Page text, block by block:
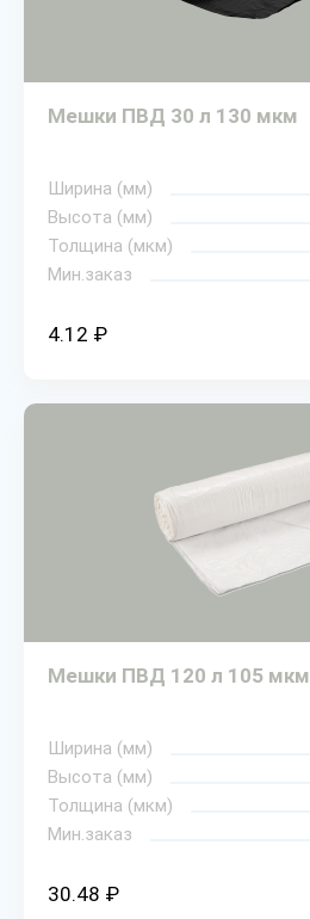
Мешки ПВД 30 л 130 мкм
Ширина (мм)
Высота (мм)
Толщина (мкм)
Мин.заказ
4.12 ₽
Мешки ПВД 120 л 105 мкм
Ширина (мм)
Высота (мм)
Толщина (мкм)
Мин.заказ
30.48 ₽